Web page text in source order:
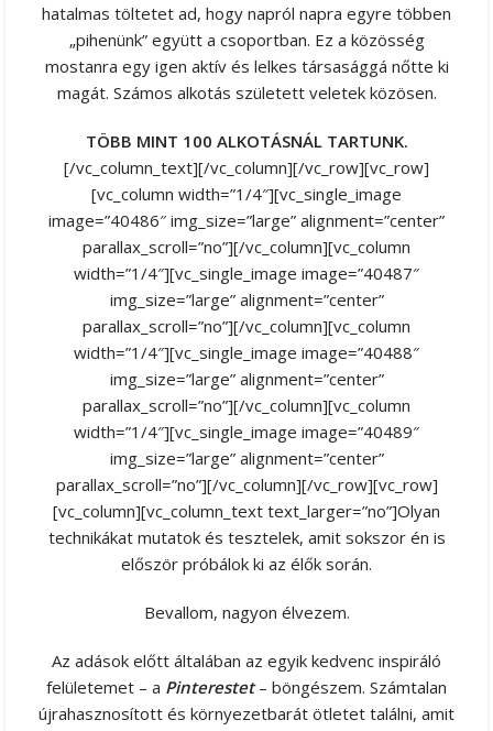
hatalmas töltetet ad, hogy napról napra egyre többen
„pihenünk” együtt a csoportban. Ez a közösség
mostanra egy igen aktív és lelkes társasággá nőtte ki
magát. Számos alkotás született veletek közösen.
TÖBB MINT 100 ALKOTÁSNÁL TARTUNK.
[/vc_column_text][/vc_column][/vc_row][vc_row]
[vc_column width=”1/4″][vc_single_image
image=”40486″ img_size=”large” alignment=”center”
parallax_scroll=”no”][/vc_column][vc_column
width=”1/4″][vc_single_image image=”40487″
img_size=”large” alignment=”center”
parallax_scroll=”no”][/vc_column][vc_column
width=”1/4″][vc_single_image image=”40488″
img_size=”large” alignment=”center”
parallax_scroll=”no”][/vc_column][vc_column
width=”1/4″][vc_single_image image=”40489″
img_size=”large” alignment=”center”
parallax_scroll=”no”][/vc_column][/vc_row][vc_row]
[vc_column][vc_column_text text_larger=”no”]Olyan
technikákat mutatok és tesztelek, amit sokszor én is
először próbálok ki az élők során.
Bevallom, nagyon élvezem.
Az adások előtt általában az egyik kedvenc inspiráló
felületemet – a Pinterestet– böngészem. Számtalan
újrahasznosított és környezetbarát ötletet találni, amit